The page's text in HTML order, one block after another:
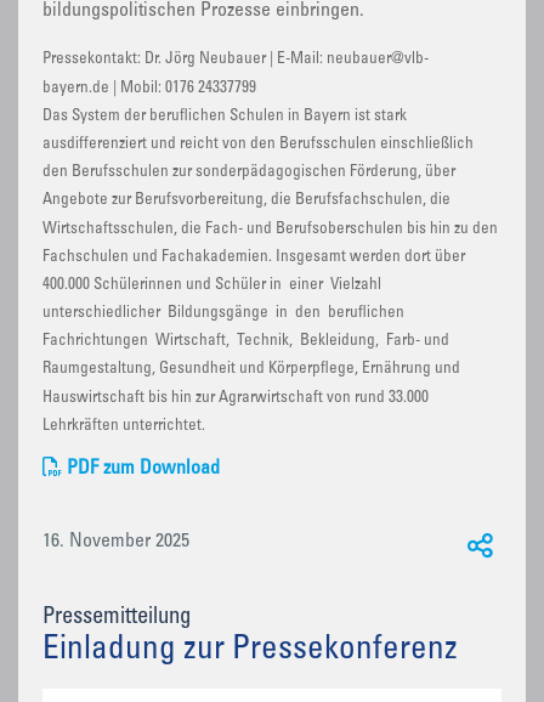
bildungspolitischen Prozesse einbringen.
Pressekontakt: Dr. Jörg Neubauer | E-Mail: neubauer@vlb-
bayern.de | Mobil: 0176 24337799
Das System der beruflichen Schulen in Bayern ist stark
ausdifferenziert und reicht von den Berufsschulen einschließlich
den Berufsschulen zur sonderpädagogischen Förderung, über
Angebote zur Berufsvorbereitung, die Berufsfachschulen, die
Wirtschaftsschulen, die Fach- und Berufsoberschulen bis hin zu den
Fachschulen und Fachakademien. Insgesamt werden dort über
400.000 Schülerinnen und Schüler in einer Vielzahl
unterschiedlicher Bildungsgänge in den beruflichen
Fachrichtungen Wirtschaft, Technik, Bekleidung, Farb- und
Raumgestaltung, Gesundheit und Körperpflege, Ernährung und
Hauswirtschaft bis hin zur Agrarwirtschaft von rund 33.000
Lehrkräften unterrichtet.
PDF zum Download
16. November 2025
Pressemitteilung
Einladung zur Pressekonferenz